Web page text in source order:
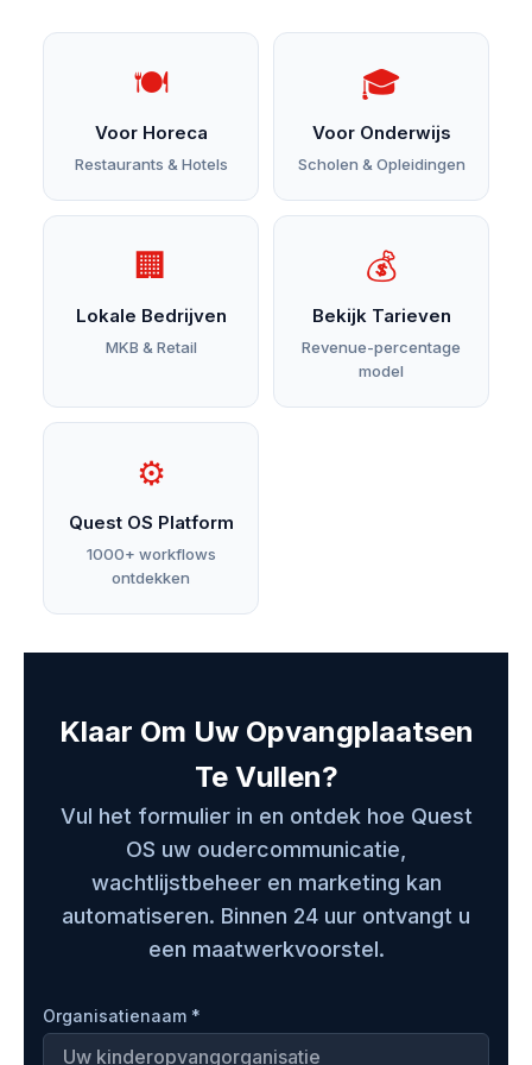
🍽
Voor Horeca
Restaurants & Hotels
🎓
Voor Onderwijs
Scholen & Opleidingen
🏢
Lokale Bedrijven
MKB & Retail
💰
Bekijk Tarieven
Revenue-percentage
model
⚙
Quest OS Platform
1000+ workflows
ontdekken
Klaar Om Uw Opvangplaatsen
Te Vullen?
Vul het formulier in en ontdek hoe Quest
OS uw oudercommunicatie,
wachtlijstbeheer en marketing kan
automatiseren. Binnen 24 uur ontvangt u
een maatwerkvoorstel.
Organisatienaam *